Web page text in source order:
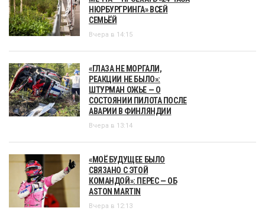
НЮРБУРГРИНГА» ВСЕЙ
СЕМЬЁЙ
Вчера в 14:15
«ГЛАЗА НЕ МОРГАЛИ,
РЕАКЦИИ НЕ БЫЛО»:
ШТУРМАН ОЖЬЕ — О
СОСТОЯНИИ ПИЛОТА ПОСЛЕ
АВАРИИ В ФИНЛЯНДИИ
Вчера в 13:14
«МОЁ БУДУЩЕЕ БЫЛО
СВЯЗАНО С ЭТОЙ
КОМАНДОЙ»: ПЕРЕС — ОБ
ASTON MARTIN
Вчера в 12:13